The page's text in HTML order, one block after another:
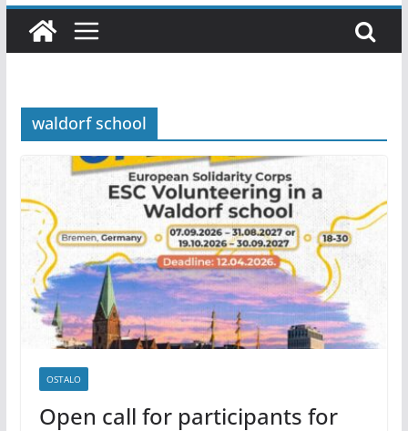
waldorf school
OSTALO
Open call for participants for